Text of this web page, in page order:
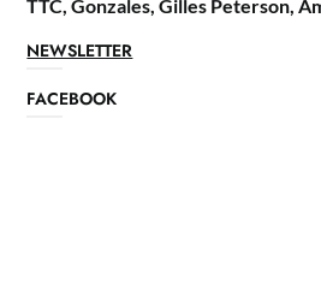
TTC, Gonzales, Gilles Peterson,
NEWSLETTER
FACEBOOK